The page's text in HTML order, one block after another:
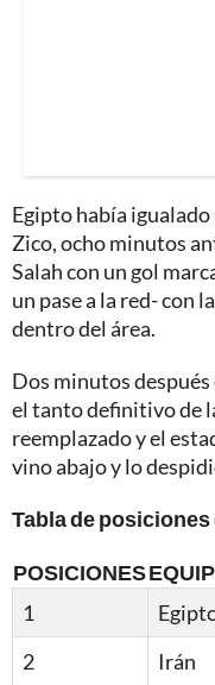
Egipto había
Zico, ocho minutos
Salah con un gol
un pase a la red- con
dentro del área.
Dos minutos
el tanto definitivo de
reemplazado y el
vino abajo y lo
Tabla de
POSICIONES
1
2
Irán